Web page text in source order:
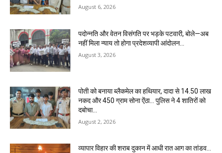
August 6, 2026
पदोन्नति और वेतन विसंगति पर भड़के पटवारी, बोले—अब
नहीं मिला न्याय तो होगा प्रदेशव्यापी आंदोलन…
August 3, 2026
पोती को बनाया ब्लैकमेल का हथियार, दादा से 14.50 लाख
नकद और 450 ग्राम सोना ऐंठा… पुलिस ने 4 शातिरों को
दबोचा…
August 2, 2026
व्यापार विहार की शराब दुकान में आधी रात आग का तांडव…